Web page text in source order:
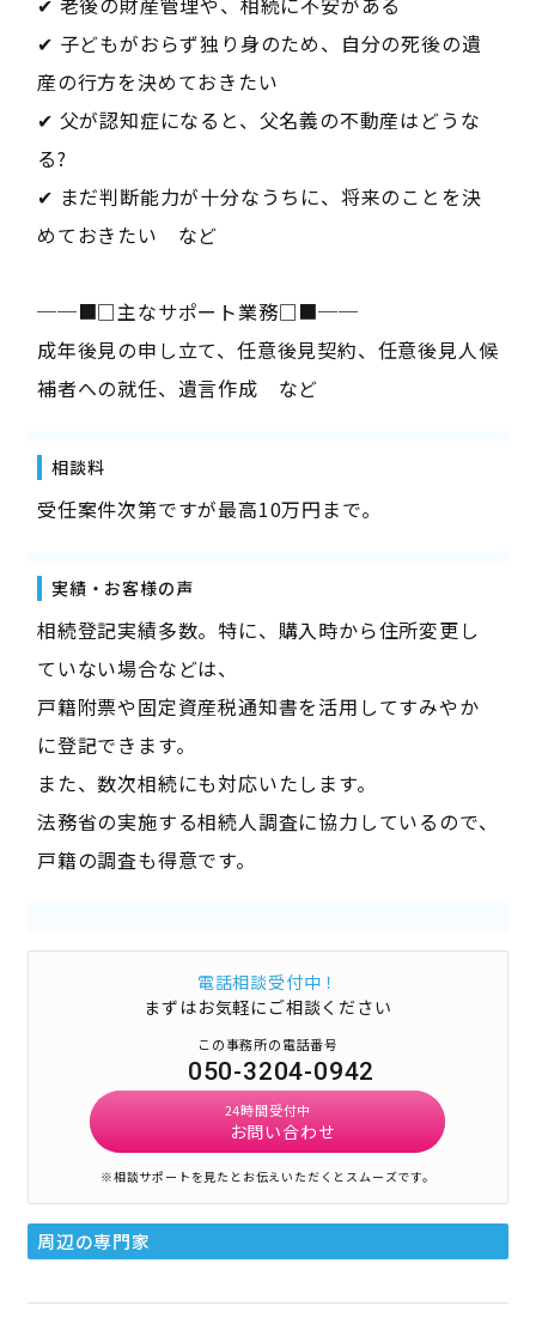
✔ 子どもがおらず独り身のため、自分の死後の遺
産の行方を決めておきたい
✔ 父が認知症になると、父名義の不動産はどうな
る?
✔ まだ判断能力が十分なうちに、将来のことを決
めておきたい など
──■□主なサポート業務□■──
成年後見の申し立て、任意後見契約、任意後見人候
補者への就任、遺言作成 など
相談料
受任案件次第ですが最高10万円まで。
実績・お客様の声
相続登記実績多数。特に、購入時から住所変更し
ていない場合などは、
戸籍附票や固定資産税通知書を活用してすみやか
に登記できます。
また、数次相続にも対応いたします。
法務省の実施する相続人調査に協力しているので、
戸籍の調査も得意です。
電話相談受付中！
まずはお気軽にご相談ください
この事務所の電話番号
050-3204-0942
24時間受付中
お問い合わせ
※相談サポートを見たとお伝えいただくとスムーズです。
周辺の専門家